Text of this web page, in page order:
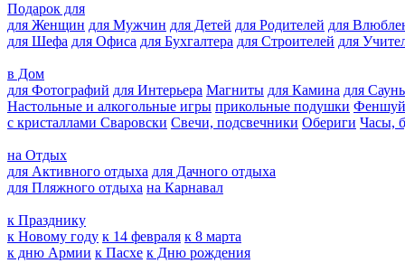
Подарок для
для Женщин для Мужчин для Детей для Родителей для
для Шефа для Офиса для Бухгалтера для Строителей для
в Дом
для Фотографий для Интерьера Магниты для Камина для
Настольные и алкогольные игры прикольные подушки Феншуй
с кристаллами Сваровски Свечи, подсвечники Обериги Часы,
на Отдых
для Активного отдыха для Дачного отдыха
для Пляжного отдыха на Карнавал
к Празднику
к Новому году к 14 февраля к 8 марта
к дню Армии к Пасхе к Дню рождения